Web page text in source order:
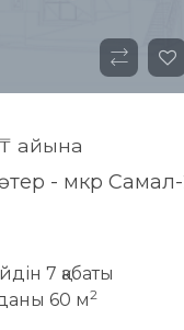
₸ айына
- мкр
7 қабаты
60 м2